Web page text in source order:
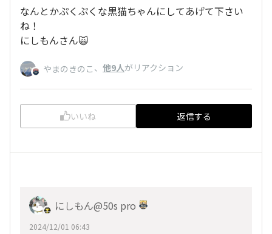
なんとかぷくぷくな黒猫ちゃんにしてあげて下さい
ね！
にしもんさん🙀
やまのきのこ 、 他9人がリアクション
いいね 返信する
にしもん@50s pro
2024/12/01 06:43